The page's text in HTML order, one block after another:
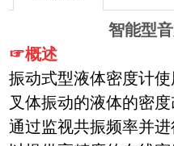
智能型
☞概述
振动式型液体密度计
叉体振动的液体的密
通过监视共振频率并